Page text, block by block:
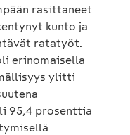
rasittaneet
kunto ja
ratatyöt.
erinomaisella
ylitti
95,4 prosenttia